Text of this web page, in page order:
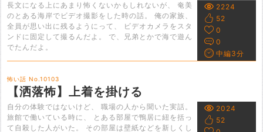
長文になる上にあまり怖くないかもしれないが、 奄美
のとある海岸でビデオ撮影をした時の話。 俺の家族、
全員が思い出に残るようにって、 ビデオカメラをスタ
ンドに固定して撮るんだよ。 で、兄弟とかで海で遊ん
でたんだよ。
2224
52
0
0
中編3分
怖い話 No.10103
【洒落怖】上着を掛ける
自分の体験ではないけど、 職場の人から聞いた実話。
旅館で働いている時に、 とある部屋で鴨居に紐を括っ
て自殺した人がいた。 その部屋は壁紙などを新しくし
2024
52